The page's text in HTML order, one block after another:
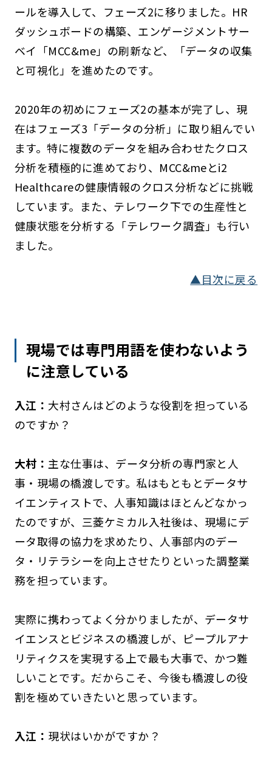
ールを導入して、フェーズ2に移りました。HR
ダッシュボードの構築、エンゲージメントサー
ベイ「MCC&me」の刷新など、「データの収集
と可視化」を進めたのです。
2020年の初めにフェーズ2の基本が完了し、現
在はフェーズ3「データの分析」に取り組んでい
ます。特に複数のデータを組み合わせたクロス
分析を積極的に進めており、MCC&meとi2
Healthcareの健康情報のクロス分析などに挑戦
しています。また、テレワーク下での生産性と
健康状態を分析する「テレワーク調査」も行い
ました。
▲目次に戻る
現場では専門用語を使わないよう
に注意している
入江： 大村さんはどのような役割を担っている
のですか？
大村：主な仕事は、データ分析の専門家と人
事・現場の橋渡しです。私はもともとデータサ
イエンティストで、人事知識はほとんどなかっ
たのですが、三菱ケミカル入社後は、現場にデ
ータ取得の協力を求めたり、人事部内のデー
タ・リテラシーを向上させたりといった調整業
務を担っています。
実際に携わってよく分かりましたが、データサ
イエンスとビジネスの橋渡しが、ピープルアナ
リティクスを実現する上で最も大事で、かつ難
しいことです。だからこそ、今後も橋渡しの役
割を極めていきたいと思っています。
入江： 現状はいかがですか？